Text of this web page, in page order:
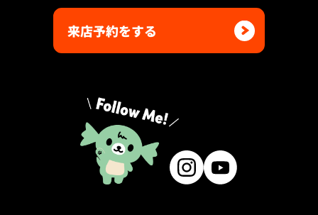
来店予約をする